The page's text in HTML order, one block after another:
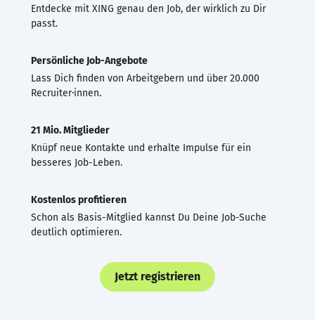
Entdecke mit XING genau den Job, der wirklich zu Dir
passt.
Persönliche Job-Angebote
Lass Dich finden von Arbeitgebern und über 20.000
Recruiter·innen.
21 Mio. Mitglieder
Knüpf neue Kontakte und erhalte Impulse für ein
besseres Job-Leben.
Kostenlos profitieren
Schon als Basis-Mitglied kannst Du Deine Job-Suche
deutlich optimieren.
Jetzt registrieren